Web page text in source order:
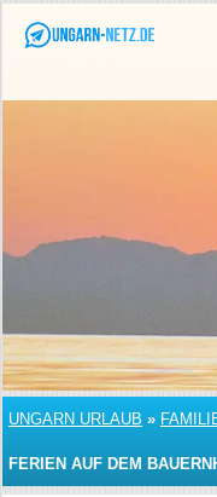
UNGARN URLAUB »
FERIEN AUF DEM